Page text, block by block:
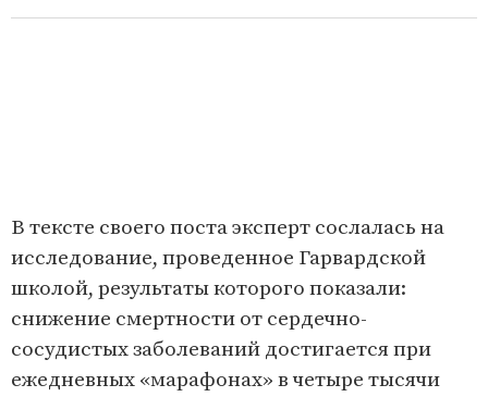
В тексте своего поста эксперт сослалась на
исследование, проведенное Гарвардской
школой, результаты которого показали:
снижение смертности от сердечно-
сосудистых заболеваний достигается при
ежедневных «марафонах» в четыре тысячи